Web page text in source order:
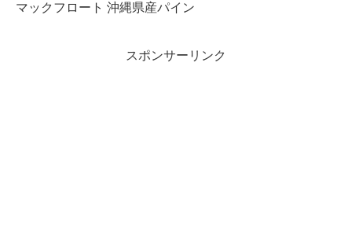
マックフロート 沖縄県産パイン
スポンサーリンク